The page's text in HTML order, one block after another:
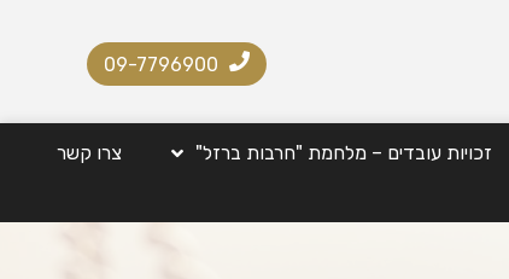
09-7796900
זכויות עובדים – מלחמת "חרבות ברזל" צרו קשר